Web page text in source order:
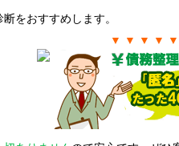
をおすすめします。
▼ ▼ ▼ ▼